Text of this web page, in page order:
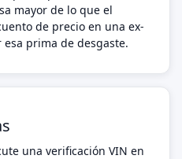
mayor de lo que el
de precio en una ex-
esa prima de desgaste.
una verificación VIN en